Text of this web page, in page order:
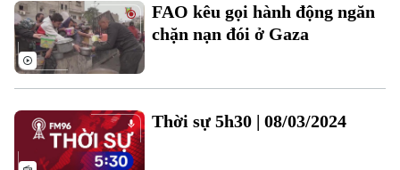
FAO kêu gọi hành động ngăn
chặn nạn đói ở Gaza
Thời sự 5h30 | 08/03/2024